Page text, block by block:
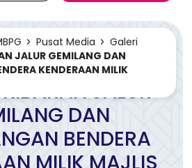
Pusat Media
Galeri
JALUR GEMILANG DAN
KENDERAAN MILIK
JALUR
DAN
BENDERA
MILIK MAJLIS